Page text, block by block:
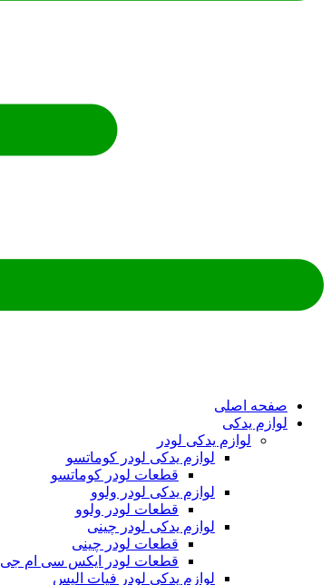
صفحه اصلی
لوازم یدکی
لوازم یدکی لودر
لوازم یدکی لودر کوماتسو
قطعات لودر کوماتسو
لوازم یدکی لودر ولوو
قطعات لودر ولوو
لوازم یدکی لودر چینی
قطعات لودر چینی
قطعات لودر ایکس سی ام جی xcmg
لوازم یدکی لودر فیات الیس